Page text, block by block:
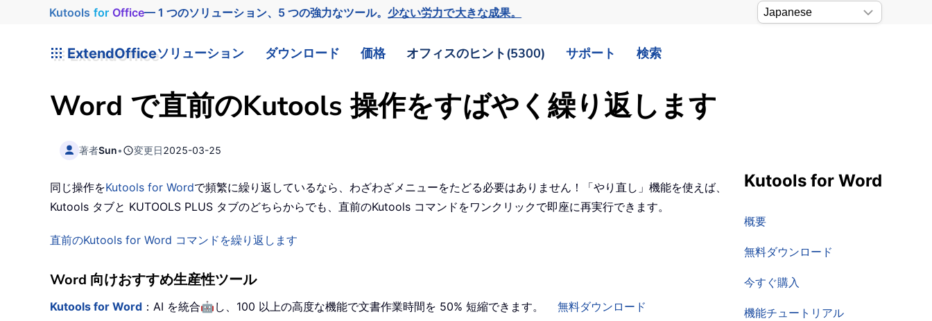
Kutools for Office— 1 つのソリューション、5 つの強力なツール。 少ない労力で大きな成果。
ExtendOfficeソリューション ダウンロード 価格 オフィスのヒント(5300) サポート 検索
Word で直前のKutools 操作をすばやく繰り返します
著者Sun• 変更日2025-03-25
Kutools for Word
概要
無料ダウンロード
今すぐ購入
機能チュートリアル
同じ操作をKutools for Wordで頻繁に繰り返しているなら、わざわざメニューをたどる必要はありません！「やり直し」機能を使えば、
Kutools タブと KUTOOLS PLUS タブのどちらからでも、直前のKutools コマンドをワンクリックで即座に再実行できます。
直前のKutools for Word コマンドを繰り返します
Word 向けおすすめ生産性ツール
Kutools for Word ：AI を統合🤖 し、100 以上の高度な機能で文書作業時間を 50% 短縮できます。
無料ダウンロード